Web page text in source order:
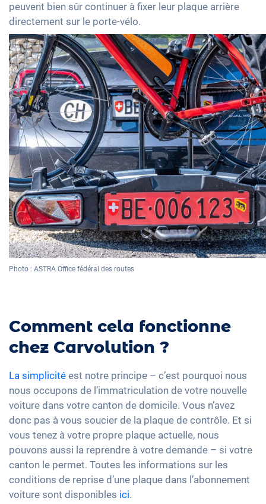
peuvent bien sûr continuer à fixer leur plaque arrière
directement sur le porte-vélo.
Photo : ASTRA Office fédéral des routes
Comment cela fonctionne
chez Carvolution ?
La simplicité est notre principe – c’est pourquoi nous
nous occupons de l’immatriculation de votre nouvelle
voiture dans votre canton de domicile. Vous n’avez
donc pas à vous soucier de la plaque de contrôle. Et si
vous tenez à votre propre plaque actuelle, nous
pouvons aussi la reprendre à votre demande – si votre
canton le permet. Toutes les informations sur les
conditions de reprise d’une plaque dans l’abonnement
voiture sont disponibles ici.